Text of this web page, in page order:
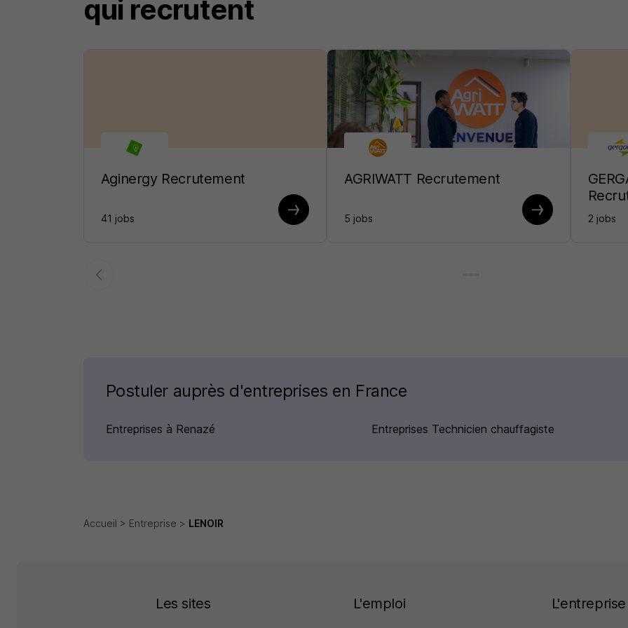
qui recrutent
Aginergy Recrutement
41 jobs
AGRIWATT Recrutement
5 jobs 2 jobs
Postuler auprès d'entreprises en France
Entreprises à Renazé Entreprises Technicien chauffagiste
Accueil Entreprise LENOIR
Les sites L'emploi L'entreprise